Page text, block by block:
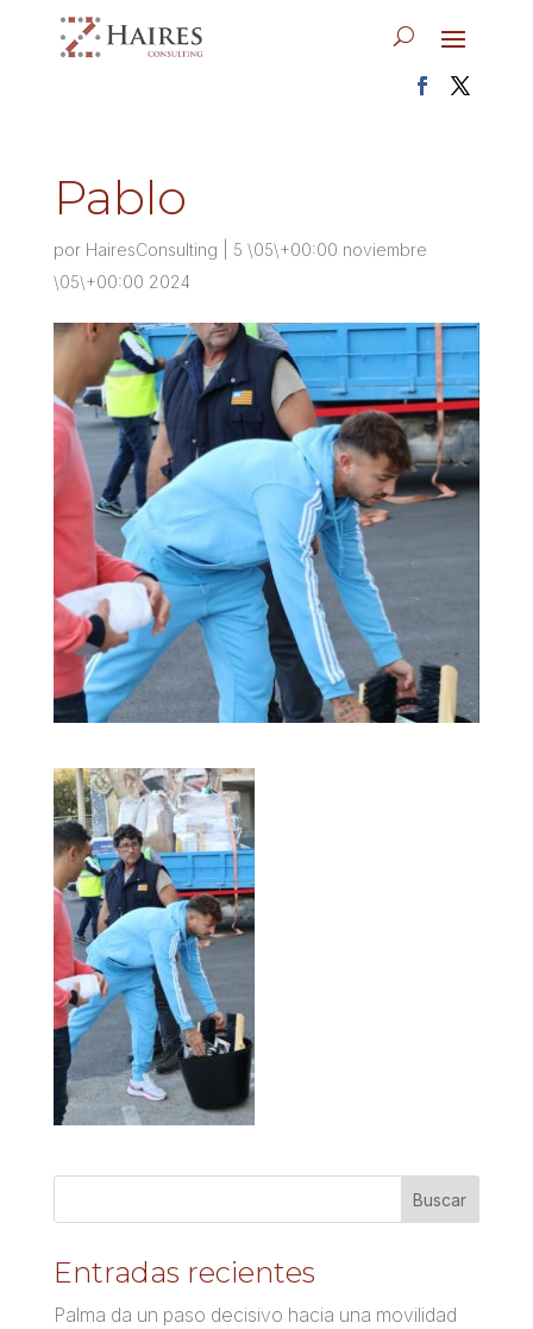
Pablo
por HairesConsulting
5 \05\+00:00 noviembre
\05\+00:00 2024
Entradas recientes
Palma da un paso decisivo hacia una movilidad